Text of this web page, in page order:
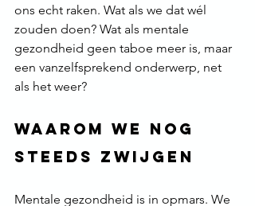
ons echt raken. Wat als we dat wél
zouden doen? Wat als mentale
gezondheid geen taboe meer is, maar
een vanzelfsprekend onderwerp, net
als het weer?
Waarom we nog
steeds zwijgen
Mentale gezondheid is in opmars. We